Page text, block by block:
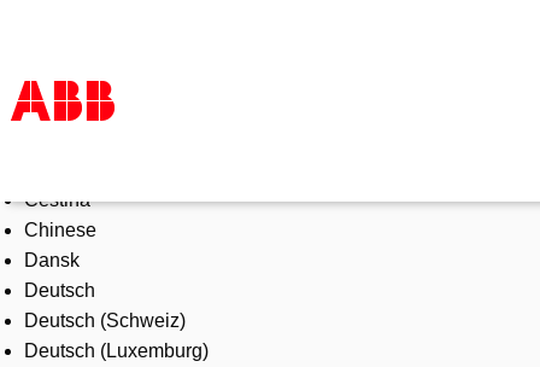
Products & Solutions
Industries
Services
About us
Where to buy
Contact us
Čeština
Chinese
Dansk
Deutsch
Deutsch (Schweiz)
Deutsch (Luxemburg)